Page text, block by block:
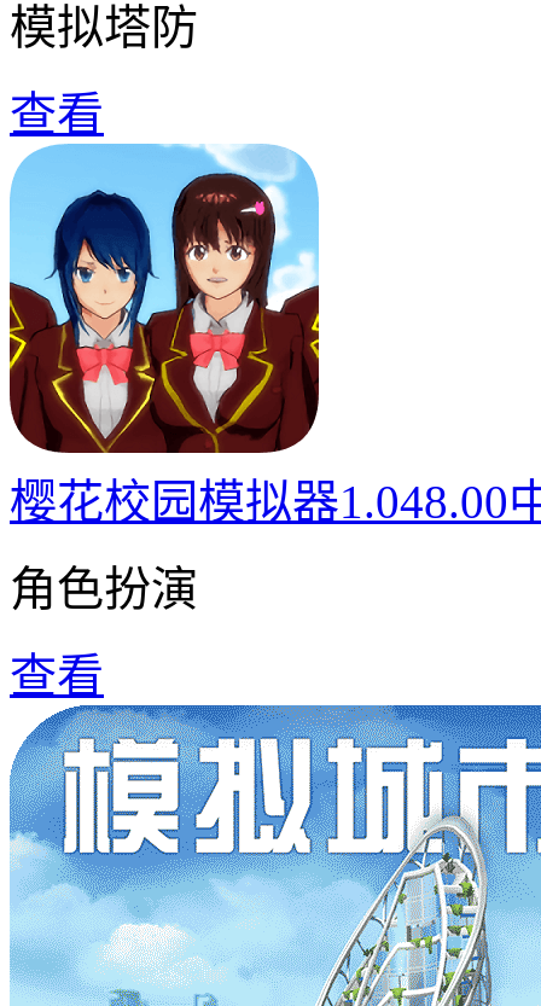
模拟塔防
查看
樱花校园模拟器1.048.00
角色扮演
查看